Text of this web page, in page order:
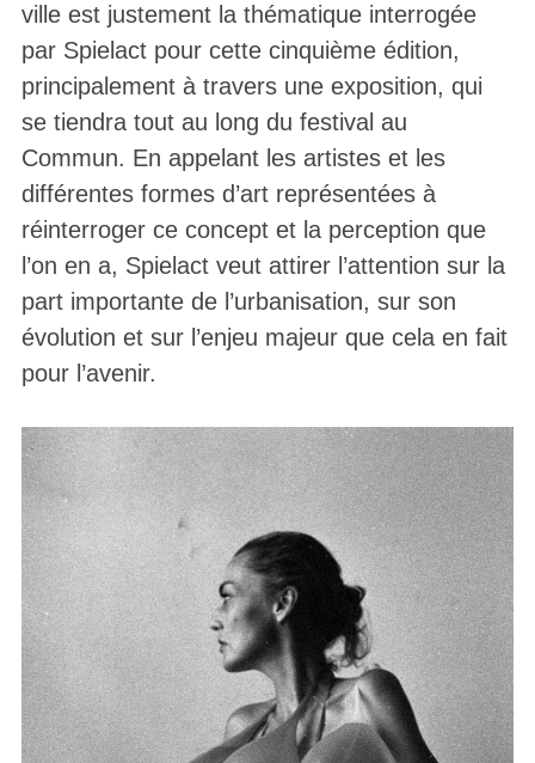
ville est justement la thématique interrogée
par Spielact pour cette cinquième édition,
principalement à travers une exposition, qui
se tiendra tout au long du festival au
Commun. En appelant les artistes et les
différentes formes d’art représentées à
réinterroger ce concept et la perception que
l’on en a, Spielact veut attirer l’attention sur la
part importante de l’urbanisation, sur son
évolution et sur l’enjeu majeur que cela en fait
pour l’avenir.